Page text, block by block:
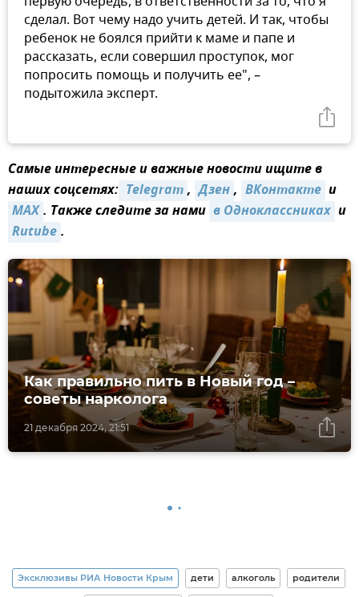
сделал. Вот чему надо учить детей. И так, чтобы
ребенок не боялся прийти к маме и папе и
рассказать, если совершил проступок, мог
попросить помощь и получить ее", –
подытожила эксперт.
Самые интересные и важные новости ищите в
наших соцсетях: Telegram, Дзен, ВКонтакте и
MAX. Также следите за нами в Одноклассниках и
Rutube.
21 декабря 2024, 21:51
Как правильно пить в Новый год –
советы нарколога
Эксклюзивы РИА Новости Крым дети алкоголь родители